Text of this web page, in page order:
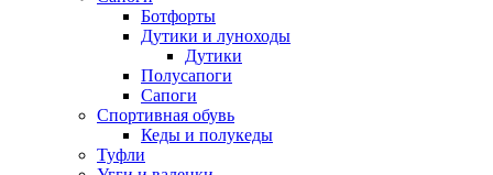
Ботфорты
Дутики и луноходы
Дутики
Полусапоги
Сапоги
Спортивная обувь
Кеды и полукеды
Туфли